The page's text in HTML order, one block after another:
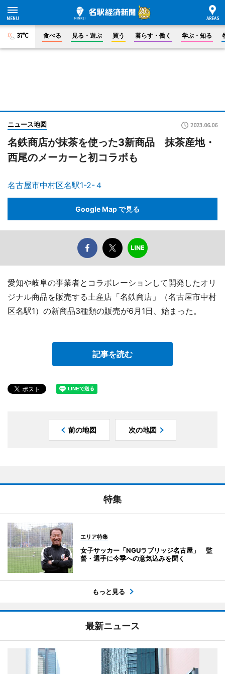
37°C 食べる 見る・遊ぶ 買う 暮らす・働く 学ぶ・知る
ニュース地図 2023.06.06
名鉄商店が抹茶を使った3新商品 抹茶産地・
西尾のメーカーと初コラボも
名古屋市中村区名駅1-2-４
Google Map で見る
愛知や岐阜の事業者とコラボレーションして開発したオリ
ジナル商品を販売する土産店「名鉄商店」（名古屋市中村
区名駅1）の新商品3種類の販売が6月1日、始まった。
記事を読む
前の地図 次の地図
特集
エリア特集
女子サッカー「NGUラブリッジ名古屋」 監
督・選手に今季への意気込みを聞く
もっと見る
最新ニュース